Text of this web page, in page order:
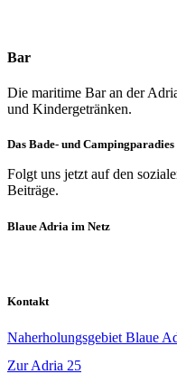
Bar
Die maritime Bar an der
und Kindergetränken.
Das Bade- und
Folgt uns jetzt auf den
Beiträge.
Blaue Adria im Netz
Kontakt
Naherholungsgebiet Blaue
Zur Adria 25